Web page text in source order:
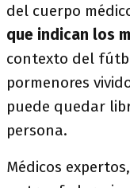
del cuerpo
que indican los
contexto del
pormenores
puede quedar
persona.
Médicos